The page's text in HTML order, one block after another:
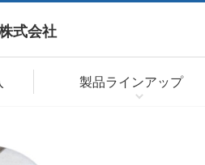
式会社
製品ラインアップ